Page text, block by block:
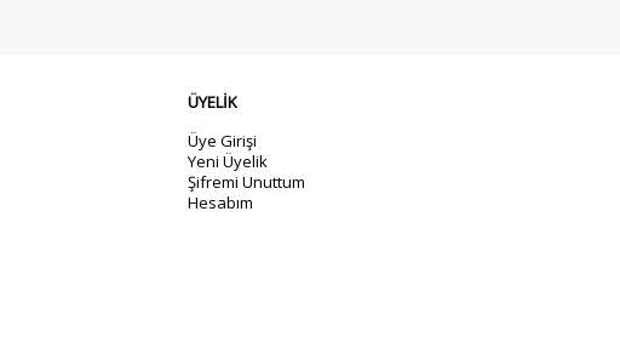
ÜYELİK
Üye Girişi
Yeni Üyelik
Şifremi Unuttum
Hesabım